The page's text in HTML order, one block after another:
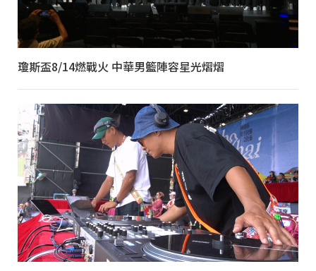
瓊斯盃8/14燃戰火 中華男籃陣容星光熠熠